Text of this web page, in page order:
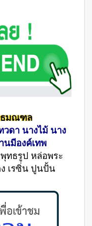
ธมณฑล
ดา นางไม้ นาง
นมีองค์เทพ
ทธรูป หล่อพระ
เรซิ่น ปูนปั้น